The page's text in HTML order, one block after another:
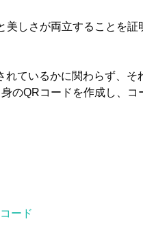
しさが両立することを
ているかに関わらず、そ
のQRコードを作成し、コ
ード